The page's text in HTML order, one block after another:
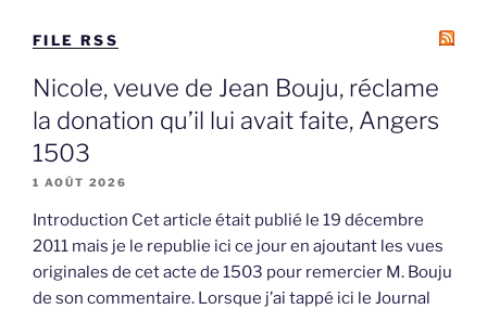
FILE RSS
Nicole, veuve de Jean Bouju, réclame
la donation qu’il lui avait faite, Angers
1503
1 AOÛT 2026
Introduction Cet article était publié le 19 décembre
2011 mais je le republie ici ce jour en ajoutant les vues
originales de cet acte de 1503 pour remercier M. Bouju
de son commentaire. Lorsque j’ai tappé ici le Journal